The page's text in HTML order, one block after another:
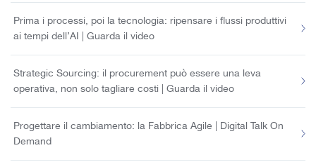
Prima i processi, poi la tecnologia: ripensare i flussi produttivi
ai tempi dell’AI | Guarda il video
Strategic Sourcing: il procurement può essere una leva
operativa, non solo tagliare costi | Guarda il video
Progettare il cambiamento: la Fabbrica Agile | Digital Talk On
Demand